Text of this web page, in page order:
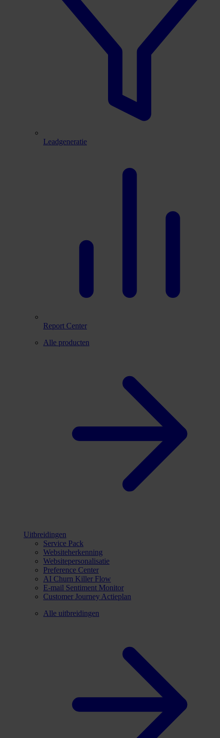
Leadgeneratie
Report Center
Alle producten
Uitbreidingen
Service Pack
Websiteherkenning
Websitepersonalisatie
Preference Center
AI Churn Killer Flow
E-mail Sentiment Monitor
Customer Journey Actieplan
Alle uitbreidingen